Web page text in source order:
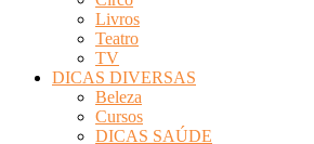
Livros
Teatro
TV
DICAS DIVERSAS
Beleza
Cursos
DICAS SAÚDE